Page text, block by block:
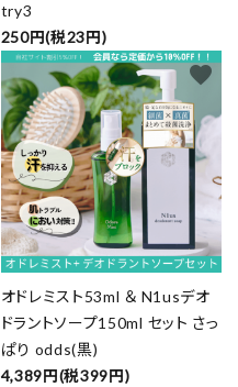
try3
250円(税23円)
オドレミスト53ml ＆ N1usデオ
ドラントソープ150ml セット さっ
ぱり odds(黒)
4,389円(税399円)
favorite